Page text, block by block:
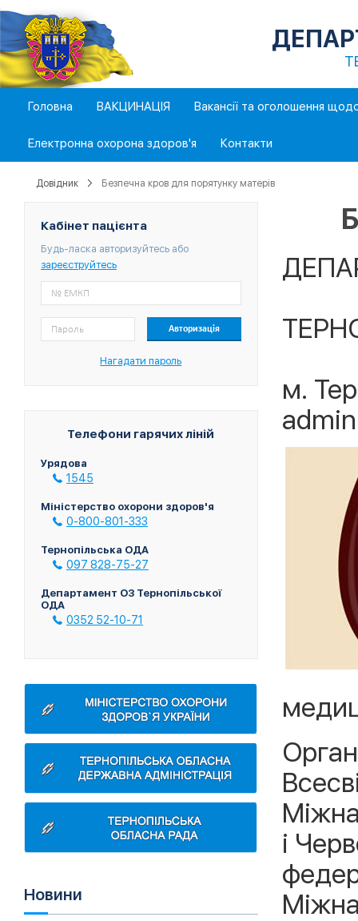
Головна ВАКЦИНАЦІЯ Вакансії та оголошення
Електронна охорона здоров'я Контакти
Довідник Безпечна кров для порятунку матерів
Кабінет пацієнта
Будь-ласка авторизуйтесь або
зареєструйтесь
Нагадати пароль
Телефони гарячих ліній
Урядова
1545
Міністерство охорони здоров'я
0-800-801-333
Тернопільська ОДА
097 828-75-27
Департамент ОЗ Тернопільської
ОДА
0352 52-10-71
Новини
м.
і